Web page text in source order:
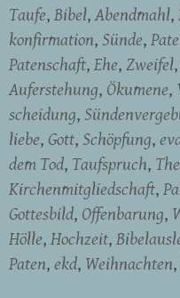
Taufe Bibel Abendmahl
konfirmation Sünde
Patenschaft Ehe Zweifel
Auferstehung Ökumene
scheidung
liebe Gott Schöpfung
dem Tod Taufspruch
Kirchenmitgliedschaft
Gottesbild Offenbarung
Hölle Hochzeit
Paten ekd Weihnachten